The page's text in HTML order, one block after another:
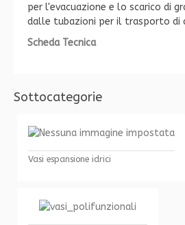
per l'evacuazione e lo scarico di
dalle tubazioni per il trasporto di
Scheda Tecnica
Sottocategorie
Vasi espansione idrici